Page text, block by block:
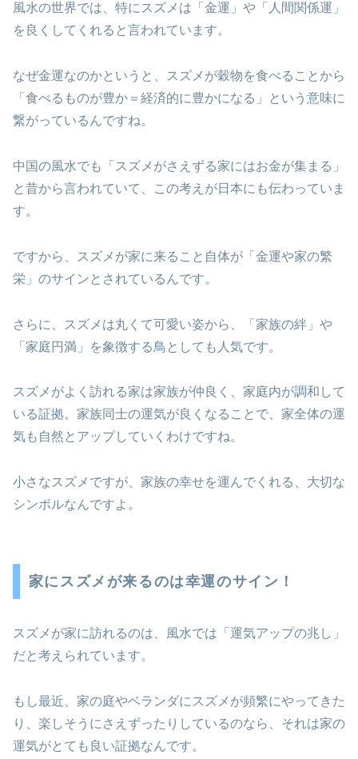
風水の世界では、特にスズメは「金運」や「人間関係運」
を良くしてくれると言われています。
なぜ金運なのかというと、スズメが穀物を食べることから
「食べるものが豊か＝経済的に豊かになる」という意味に
繋がっているんですね。
中国の風水でも「スズメがさえずる家にはお金が集まる」
と昔から言われていて、この考えが日本にも伝わっていま
す。
ですから、スズメが家に来ること自体が「金運や家の繁
栄」のサインとされているんです。
さらに、スズメは丸くて可愛い姿から、「家族の絆」や
「家庭円満」を象徴する鳥としても人気です。
スズメがよく訪れる家は家族が仲良く、家庭内が調和して
いる証拠。家族同士の運気が良くなることで、家全体の運
気も自然とアップしていくわけですね。
小さなスズメですが、家族の幸せを運んでくれる、大切な
シンボルなんですよ。
家にスズメが来るのは幸運のサイン！
スズメが家に訪れるのは、風水では「運気アップの兆し」
だと考えられています。
もし最近、家の庭やベランダにスズメが頻繁にやってきた
り、楽しそうにさえずったりしているのなら、それは家の
運気がとても良い証拠なんです。